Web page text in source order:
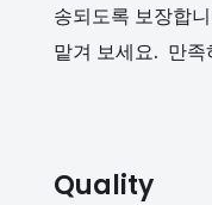
송되도록 보장합
맡겨 보세요. 만족
Quality